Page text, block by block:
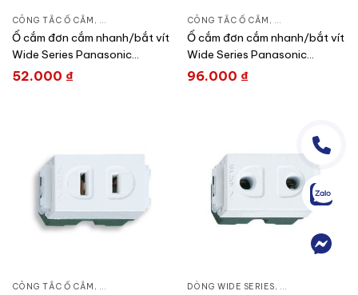
CÔNG TẮC Ổ CẮM , DÒNG WIDE SERIES ,THIẾT BỊ ĐIỆN
Ổ cắm đơn cắm nhanh/bắt vít
Wide Series Panasonic
WEV1081H/ WEV1081-7H
52.000 ₫
CÔNG TẮC Ổ CẮM , DÒNG WIDE
Ổ cắm đơn cắm nhanh/bắt vít
Wide Series Panasonic
WEV1181H/WEV1181-7H
96.000 ₫
CÔNG TẮC Ổ CẮM , DÒNG WIDE SERIES ,THIẾT BỊ ĐIỆN
DÒNG WIDE SERIES, CÔNG TẮC Ổ